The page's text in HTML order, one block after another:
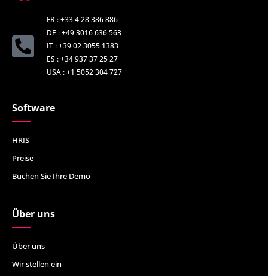
FR : +33 4 28 386 886
DE : +49 3016 636 563
IT : +39 02 3055 1383
ES : +34 937 37 25 27
USA : +1 5052 304 727
Software
HRIS
Preise
Buchen Sie Ihre Demo
Über uns
Über uns
Wir stellen ein